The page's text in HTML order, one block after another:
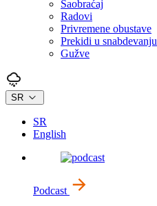
Saobraćaj
Radovi
Privremene obustave
Prekidi u snabdevanju
Gužve
SR
SR
English
Podcast